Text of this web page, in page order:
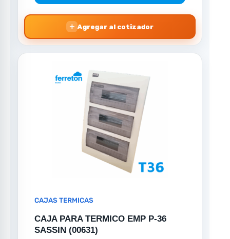
＋ Agregar al cotizador
CAJAS TERMICAS
CAJA PARA TERMICO EMP P-36
SASSIN (00631)